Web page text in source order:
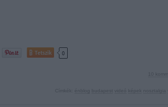
Tetszik 0
nosztalgia